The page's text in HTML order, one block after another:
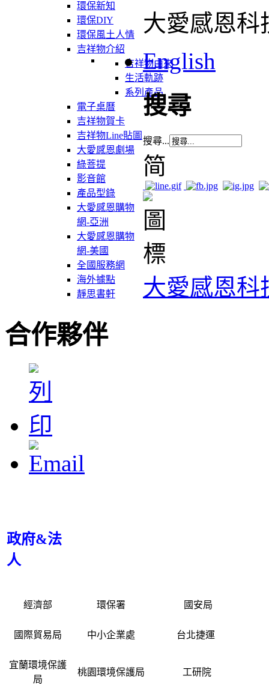
環保新知
環保DIY
環保風土人情
吉祥物介紹
吉祥物由來
生活軌跡
系列產品
電子桌曆
吉祥物賀卡
吉祥物Line貼圖
大愛感恩劇場
綠菩提
影音館
產品型錄
大愛感恩購物
網-亞洲
大愛感恩購物
網-美國
全國服務網
海外據點
靜思書軒
大愛感恩科
English
搜尋
搜尋...
简
大愛感恩科
合作夥伴
政府&法
人
經濟部 環保署 國安局
國際貿易局 中小企業處 台北捷運
宜蘭環境保護
局
桃園環境保護局 工研院